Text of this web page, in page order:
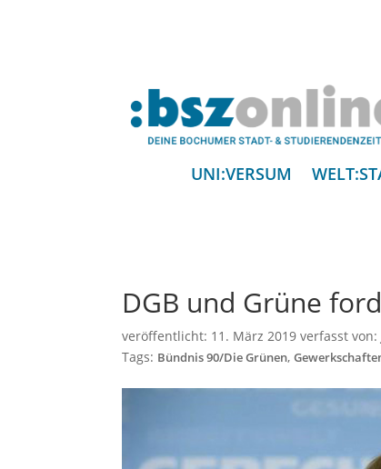
UNI:VERSUM
DGB und Grüne
veröffentlicht: 11. März 2019 verfasst von:
Tags: Bündnis 90/Die Grünen,